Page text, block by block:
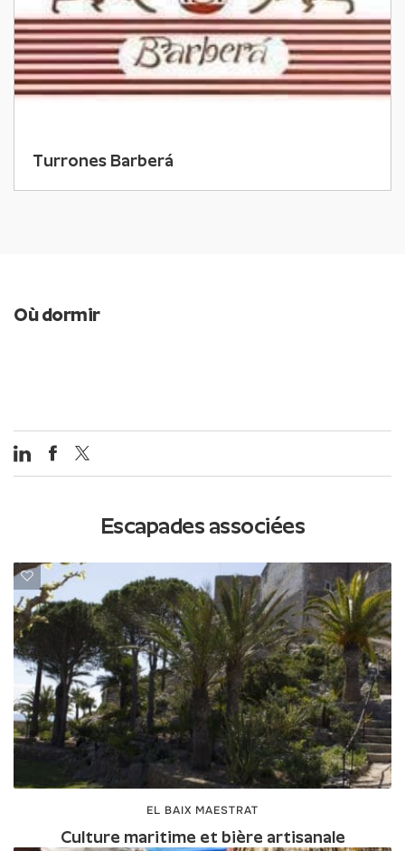
Turrones Barberá
Où dormir
Escapades associées
EL BAIX MAESTRAT
Culture maritime et bière artisanale